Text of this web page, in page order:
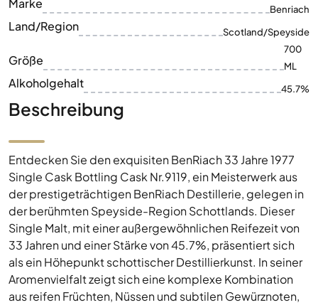
Marke Benriach
Land/Region Scotland/Speyside
Größe
700
ML
Alkoholgehalt 45.7%
Beschreibung
Entdecken Sie den exquisiten BenRiach 33 Jahre 1977
Single Cask Bottling Cask Nr.9119, ein Meisterwerk aus
der prestigeträchtigen BenRiach Destillerie, gelegen in
der berühmten Speyside-Region Schottlands. Dieser
Single Malt, mit einer außergewöhnlichen Reifezeit von
33 Jahren und einer Stärke von 45.7%, präsentiert sich
als ein Höhepunkt schottischer Destillierkunst. In seiner
Aromenvielfalt zeigt sich eine komplexe Kombination
aus reifen Früchten, Nüssen und subtilen Gewürznoten,